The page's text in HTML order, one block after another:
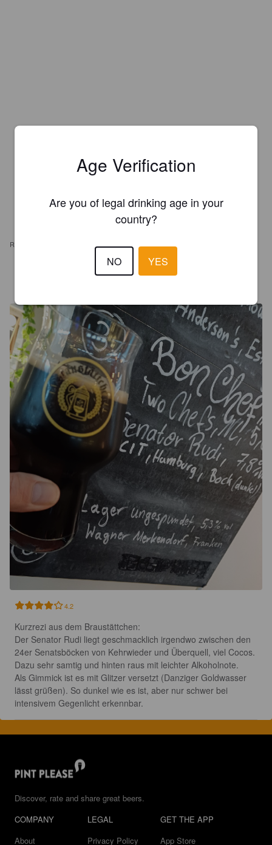
REVIEWS
CERVESIUMHH
4.2
Kurzrezi aus dem Braustättchen:
Der Senator Rudi liegt geschmacklich irgendwo zwischen den
24er Senatsböcken von Kehrwieder und Überquell, viel Cocos.
Dazu sehr samtig und hinten raus mit leichter Alkoholnote.
Als Gimmick ist es mit Glitzer versetzt (Danziger Goldwasser
lässt grüßen). So dunkel wie es ist, aber nur schwer bei
intensivem Gegenlicht erkennbar.
Discover, rate and share great beers.
COMPANY
About
LEGAL
Privacy Policy
GET THE APP
App Store
Age Verification
Are you of legal drinking age in your
country?
NO YES